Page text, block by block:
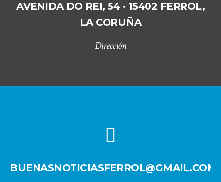
AVENIDA DO REI, 54 · 15402 FERROL,
LA CORUÑA
Dirección
BUENASNOTICIASFERROL@GMAIL.COM